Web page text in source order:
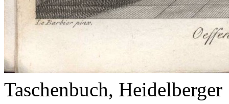
Taschenbuch,